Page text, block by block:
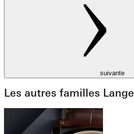
suivante
Les autres familles Lange